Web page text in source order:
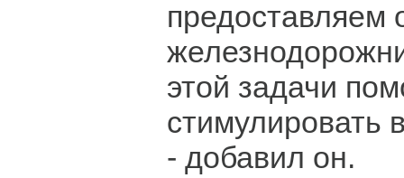
предоставляем
этой задачи
стимулировать
- добавил он.